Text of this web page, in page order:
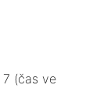
7 (čas ve